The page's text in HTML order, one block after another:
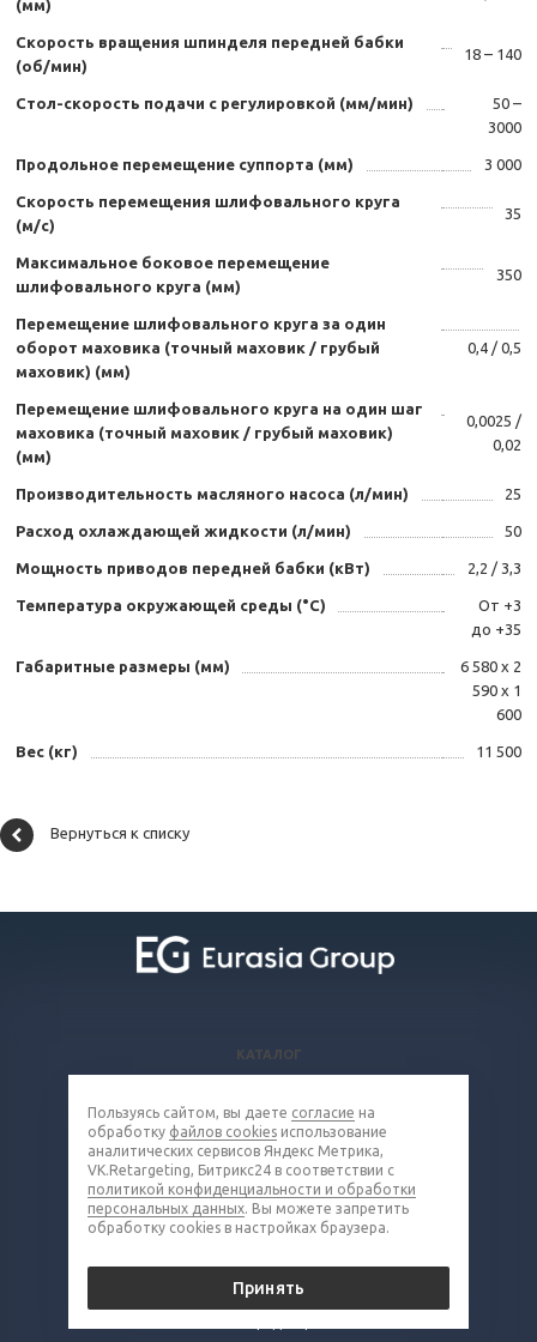
(мм)
Скорость вращения шпинделя передней бабки
(об/мин)
18 – 140
Стол-скорость подачи с регулировкой (мм/мин)
50 –
3000
Продольное перемещение суппорта (мм) 3 000
Скорость перемещения шлифовального круга
(м/c)
35
Максимальное боковое перемещение
шлифовального круга (мм)
350
Перемещение шлифовального круга за один
оборот маховика (точный маховик / грубый
маховик) (мм)
0,4 / 0,5
Перемещение шлифовального круга на один шаг
маховика (точный маховик / грубый маховик)
(мм)
0,0025 /
0,02
Производительность масляного насоса (л/мин) 25
Расход охлаждающей жидкости (л/мин) 50
Мощность приводов передней бабки (кВт) 2,2 / 3,3
Температура окружающей среды (°С)
От +3
до +35
Габаритные размеры (мм)
6 580 х 2
590 х 1
600
Вес (кг) 11 500
Вернуться к списку
© 2026 Все права защищены.
КАТАЛОГ
КОМПАНИЯ
КОНТАКТЫ
8 (800) 302-16-85
metall@eq-mail.ru
Пользуясь сайтом, вы даете согласие на
обработку файлов cookies использование
аналитических сервисов Яндекс Метрика,
VK.Retargeting, Битрикс24 в соответствии с
политикой конфиденциальности и обработки
персональных данных. Вы можете запретить
обработку cookies в настройках браузера.
Принять